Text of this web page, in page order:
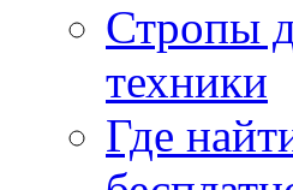
Стропы
техники
Где